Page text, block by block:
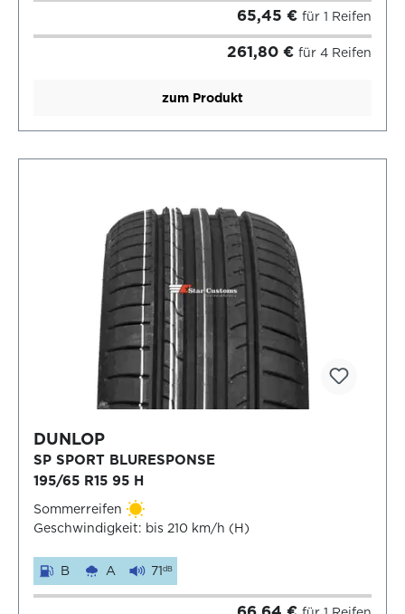
65,45 € für 1 Reifen
261,80 € für 4 Reifen
zum Produkt
DUNLOP
SP SPORT BLURESPONSE
195/65 R15 95 H
Sommerreifen
Geschwindigkeit: bis 210 km/h (H)
B A 71dB